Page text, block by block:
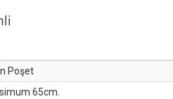
Poşet
65cm.